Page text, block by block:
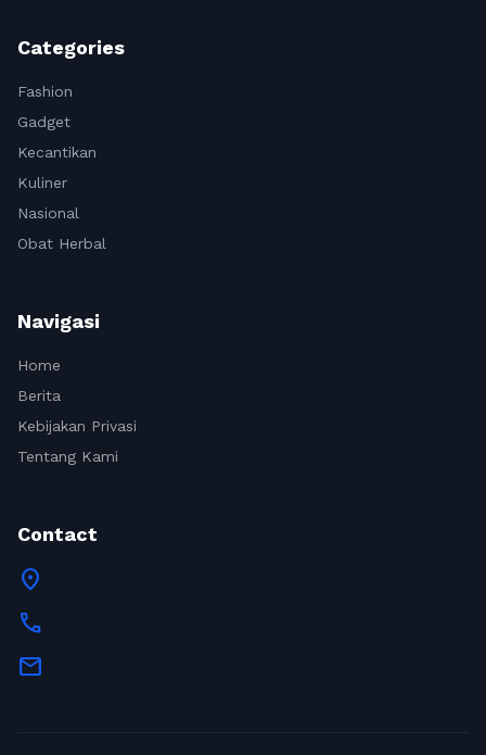
Categories
Fashion
Gadget
Kecantikan
Kuliner
Nasional
Obat Herbal
Navigasi
Home
Berita
Kebijakan Privasi
Tentang Kami
Contact
location_on
call
mail